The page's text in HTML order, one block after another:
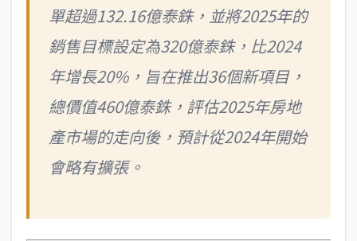
單超過132.16億泰銖，並將2025年的
銷售目標設定為320億泰銖，比2024
年增長20%，旨在推出36個新項目，
總價值460億泰銖，評估2025年房地
產市場的走向後，預計從2024年開始
會略有擴張。